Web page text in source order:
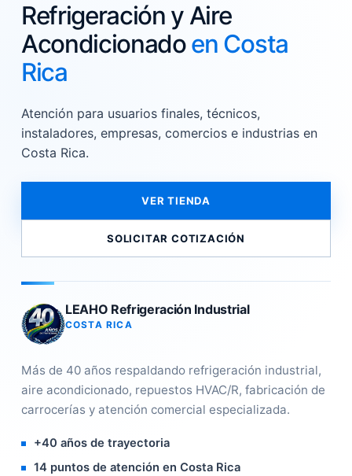
Refrigeración y Aire
Acondicionadoen Costa
Rica
Atención para usuarios finales, técnicos,
instaladores, empresas, comercios e industrias en
Costa Rica.
VER TIENDA
SOLICITAR COTIZACIÓN
LEAHO Refrigeración Industrial
COSTA RICA
Más de 40 años respaldando refrigeración industrial,
aire acondicionado, repuestos HVAC/R, fabricación de
carrocerías y atención comercial especializada.
+40 años de trayectoria
14 puntos de atención en Costa Rica